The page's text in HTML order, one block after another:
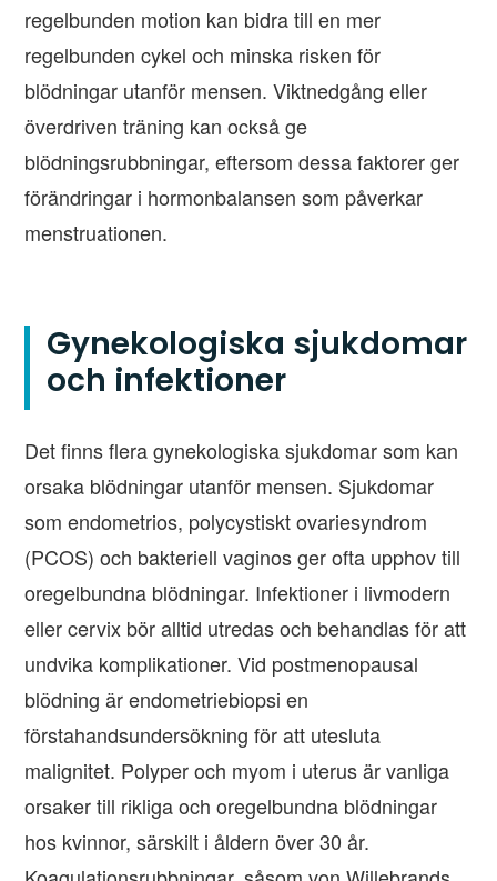
regelbunden motion kan bidra till en mer
regelbunden cykel och minska risken för
blödningar utanför mensen. Viktnedgång eller
överdriven träning kan också ge
blödningsrubbningar, eftersom dessa faktorer ger
förändringar i hormonbalansen som påverkar
menstruationen.
Gynekologiska sjukdomar
och infektioner
Det finns flera gynekologiska sjukdomar som kan
orsaka blödningar utanför mensen. Sjukdomar
som endometrios, polycystiskt ovariesyndrom
(PCOS) och bakteriell vaginos ger ofta upphov till
oregelbundna blödningar. Infektioner i livmodern
eller cervix bör alltid utredas och behandlas för att
undvika komplikationer. Vid postmenopausal
blödning är endometriebiopsi en
förstahandsundersökning för att utesluta
malignitet. Polyper och myom i uterus är vanliga
orsaker till rikliga och oregelbundna blödningar
hos kvinnor, särskilt i åldern över 30 år.